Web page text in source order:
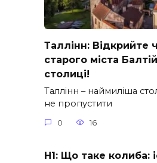
Таллінн: Відкрийте
старого міста
столиці!
Таллінн – наймиліша
не пропустити
0 16
H1: Що таке колиба: